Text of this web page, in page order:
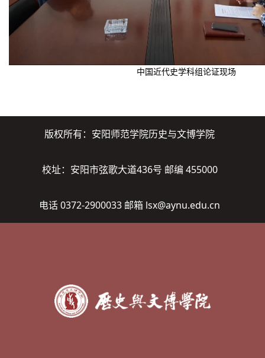
中国近代史学科组论证现场
版权所有：安阳师范学院历史与文博学院
校址：安阳市弦歌大道436号 邮编 455000
电话 0372-2900033 邮箱 lsx@aynu.edu.cn